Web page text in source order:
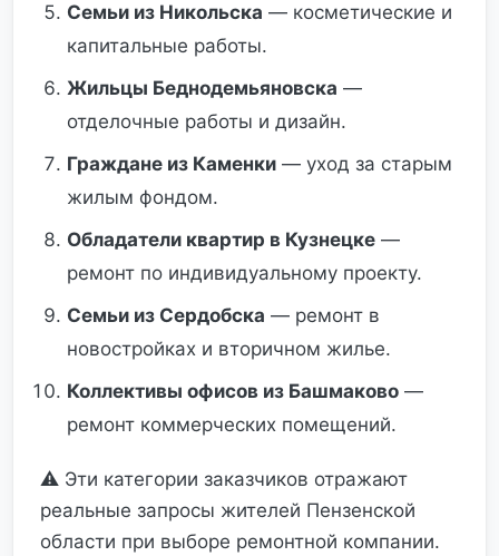
Семьи из Никольска — косметические и
капитальные работы.
Жильцы Беднодемьяновска —
отделочные работы и дизайн.
Граждане из Каменки — уход за старым
жилым фондом.
Обладатели квартир в Кузнецке —
ремонт по индивидуальному проекту.
Семьи из Сердобска — ремонт в
новостройках и вторичном жилье.
Коллективы офисов из Башмаково —
ремонт коммерческих помещений.
⚠️ Эти категории заказчиков отражают
реальные запросы жителей Пензенской
области при выборе ремонтной компании.